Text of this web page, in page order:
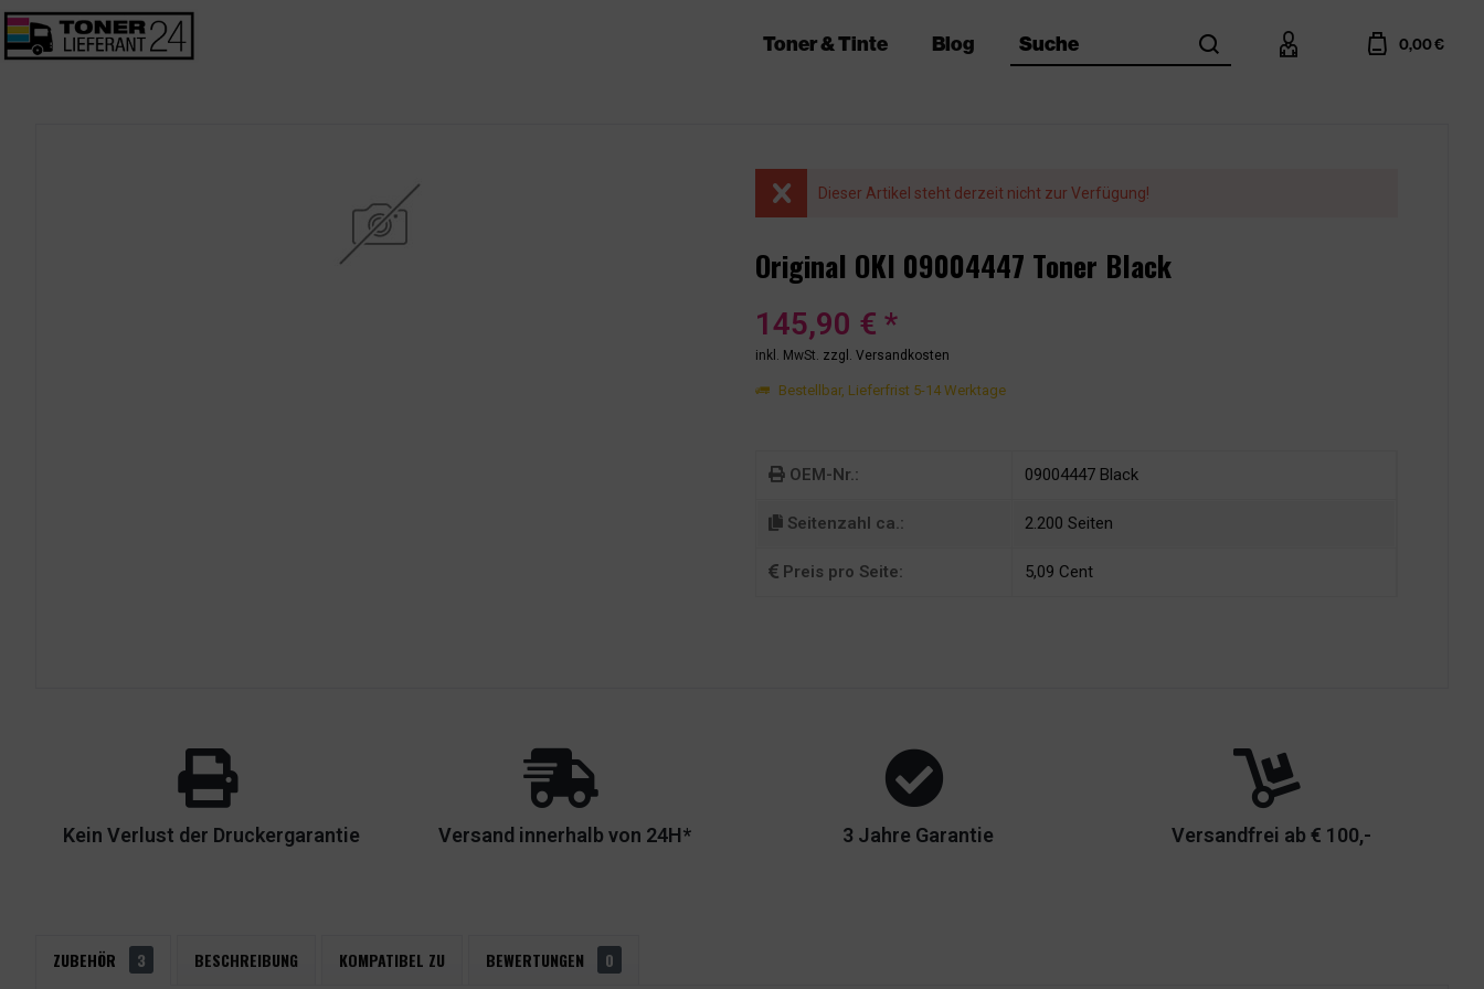
Toner & Tinte Blog Suche search account cart 0,00 €
Dieser Artikel steht derzeit nicht zur Verfügung!
Original OKI 09004447 Toner Black
145,90 € *
inkl. MwSt. zzgl. Versandkosten
Bestellbar, Lieferfrist 5-14 Werktage
OEM-Nr.: 09004447 Black
Seitenzahl ca.: 2.200 Seiten
Preis pro Seite: 5,09 Cent
Kein Verlust der Druckergarantie Versand innerhalb von 24H* 3 Jahre Garantie Versandfrei ab € 100,-
ZUBEHÖR 3 BESCHREIBUNG KOMPATIBEL ZU BEWERTUNGEN 0